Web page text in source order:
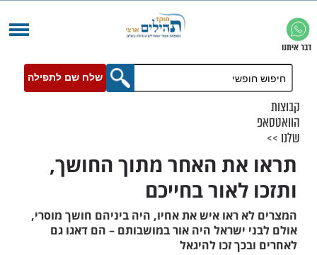
שלח שם לתפילה
את האחר מתוך החושך,
לאור בחייכם